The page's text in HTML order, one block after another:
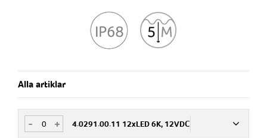
Alla artiklar
+
- 4.0291.00.11 12xLED 6K, 12VDC